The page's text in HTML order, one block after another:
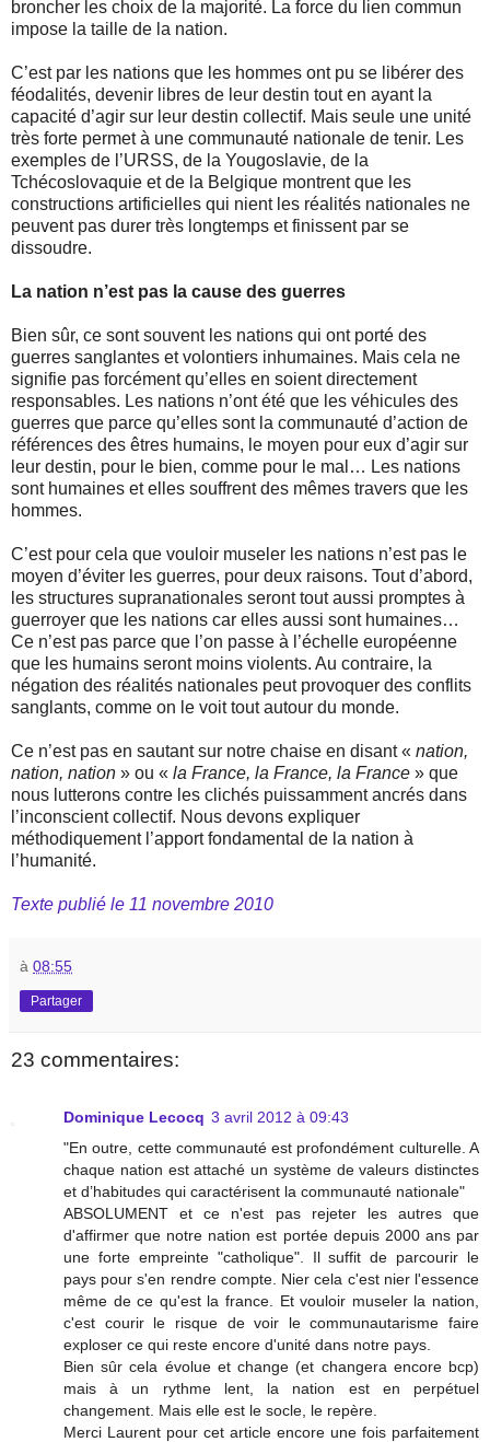
broncher les choix de la majorité. La force du lien commun
impose la taille de la nation.
C’est par les nations que les hommes ont pu se libérer des
féodalités, devenir libres de leur destin tout en ayant la
capacité d’agir sur leur destin collectif. Mais seule une unité
très forte permet à une communauté nationale de tenir. Les
exemples de l’URSS, de la Yougoslavie, de la
Tchécoslovaquie et de la Belgique montrent que les
constructions artificielles qui nient les réalités nationales ne
peuvent pas durer très longtemps et finissent par se
dissoudre.
La nation n’est pas la cause des guerres
Bien sûr, ce sont souvent les nations qui ont porté des
guerres sanglantes et volontiers inhumaines. Mais cela ne
signifie pas forcément qu’elles en soient directement
responsables. Les nations n’ont été que les véhicules des
guerres que parce qu’elles sont la communauté d’action de
références des êtres humains, le moyen pour eux d’agir sur
leur destin, pour le bien, comme pour le mal… Les nations
sont humaines et elles souffrent des mêmes travers que les
hommes.
C’est pour cela que vouloir museler les nations n’est pas le
moyen d’éviter les guerres, pour deux raisons. Tout d’abord,
les structures supranationales seront tout aussi promptes à
guerroyer que les nations car elles aussi sont humaines…
Ce n’est pas parce que l’on passe à l’échelle européenne
que les humains seront moins violents. Au contraire, la
négation des réalités nationales peut provoquer des conflits
sanglants, comme on le voit tout autour du monde.
Ce n’est pas en sautant sur notre chaise en disant « nation,
nation, nation » ou « la France, la France, la France » que
nous lutterons contre les clichés puissamment ancrés dans
l’inconscient collectif. Nous devons expliquer
méthodiquement l’apport fondamental de la nation à
l’humanité.
Texte publié le 11 novembre 2010
à 08:55
Partager
23 commentaires:
Dominique Lecocq 3 avril 2012 à 09:43
"En outre, cette communauté est profondément culturelle. A
chaque nation est attaché un système de valeurs distinctes
et d’habitudes qui caractérisent la communauté nationale"
ABSOLUMENT et ce n'est pas rejeter les autres que
d'affirmer que notre nation est portée depuis 2000 ans par
une forte empreinte "catholique". Il suffit de parcourir le
pays pour s'en rendre compte. Nier cela c'est nier l'essence
même de ce qu'est la france. Et vouloir museler la nation,
c'est courir le risque de voir le communautarisme faire
exploser ce qui reste encore d'unité dans notre pays.
Bien sûr cela évolue et change (et changera encore bcp)
mais à un rythme lent, la nation est en perpétuel
changement. Mais elle est le socle, le repère.
Merci Laurent pour cet article encore une fois parfaitement